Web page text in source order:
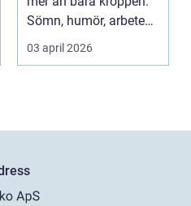
Sömn, humör, arbete
och vardag blir l...
03 april 2026